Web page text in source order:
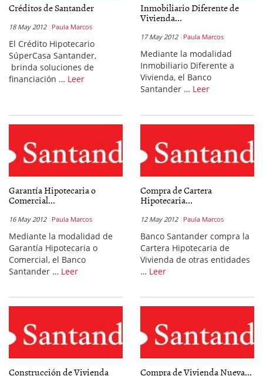
Créditos de Santander
18 May 2012 Paula Marcos
El Crédito Hipotecario
SúperCasa Santander,
brinda soluciones de
financiación … Leer
Inmobiliario Diferente de
Vivienda...
17 May 2012 Paula Marcos
Mediante la modalidad
Inmobiliario Diferente a
Vivienda, el Banco
Santander … Leer
Garantía Hipotecaria o
Comercial...
16 May 2012 Paula Marcos
Mediante la modalidad de
Garantía Hipotecaria o
Comercial, el Banco
Santander … Leer
Compra de Cartera
Hipotecaria...
12 May 2012 Paula Marcos
Banco Santander compra la
Cartera Hipotecaria de
Vivienda de otras entidades
… Leer
Construcción de Vivienda Compra de Vivienda Nueva...